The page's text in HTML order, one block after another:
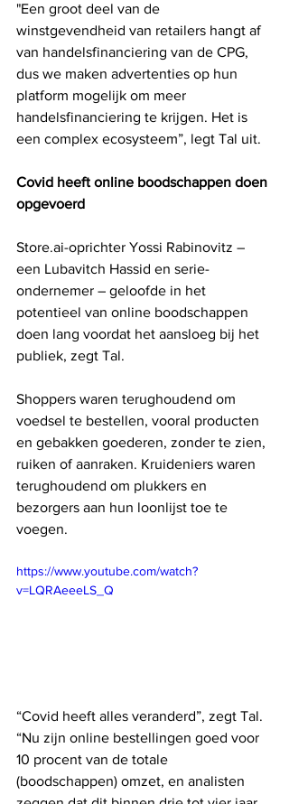
"Een groot deel van de
winstgevendheid van retailers hangt af
van handelsfinanciering van de CPG,
dus we maken advertenties op hun
platform mogelijk om meer
handelsfinanciering te krijgen. Het is
een complex ecosysteem”, legt Tal uit.
Covid heeft online boodschappen doen
opgevoerd
Store.ai-oprichter Yossi Rabinovitz –
een Lubavitch Hassid en serie-
ondernemer – geloofde in het
potentieel van online boodschappen
doen lang voordat het aansloeg bij het
publiek, zegt Tal.
Shoppers waren terughoudend om
voedsel te bestellen, vooral producten
en gebakken goederen, zonder te zien,
ruiken of aanraken. Kruideniers waren
terughoudend om plukkers en
bezorgers aan hun loonlijst toe te
voegen.
https://www.youtube.com/watch?
v=LQRAeeeLS_Q
“Covid heeft alles veranderd”, zegt Tal.
“Nu zijn online bestellingen goed voor
10 procent van de totale
(boodschappen) omzet, en analisten